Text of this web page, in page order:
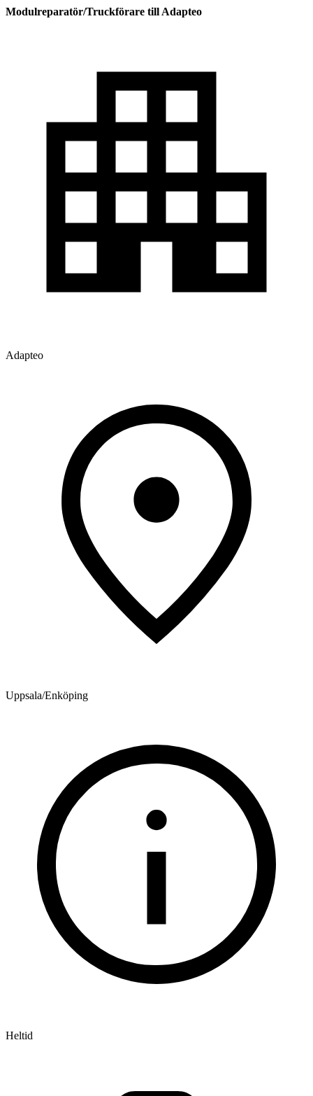
Modulreparatör/Truckförare till Adapteo
Adapteo
Uppsala/Enköping
Heltid